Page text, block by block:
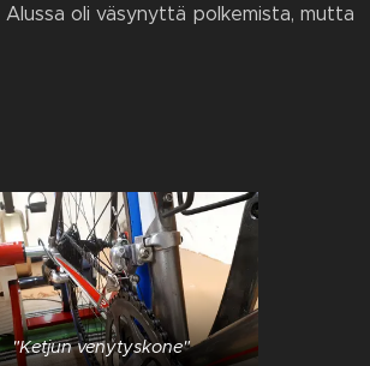
oli väsynyttä polkemista, mutta
"Ketjun venytyskone"